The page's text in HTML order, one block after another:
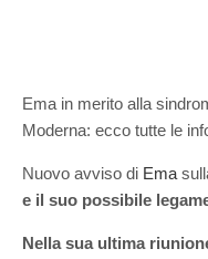
Ema in merito alla
Moderna: ecco tutte le
Nuovo avviso di Ema
e il suo possibile
Nella sua ultima